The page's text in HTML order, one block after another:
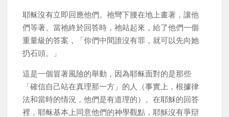
耶稣沒有立即回應他們。祂彎下腰在地上畫著，讓他
們等著。當祂終於回答時，祂站起來，給了他們一個
重量級的答案，「你們中間誰沒有罪，就可以先向她
扔石頭。」
這是一個冒著風險的舉動，因為耶稣面對的是那些
「確信自己站在真理那一方」的人（事實上，根據律
法和當時的情況，他們是有道理的）。在耶穌的回答
裡，耶稣基本上同意他們的神學觀點，耶穌沒有爭辯